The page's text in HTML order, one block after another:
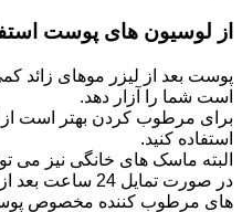
از لوسیون های پوست
پوست بعد از لیزر موهای
است شما را آزار دهد.
برای مرطوب کردن بهتر است از
استفاده کنید.
البته ماسک های خانگی نیز می
در صورت تمایل
های مرطوب کننده مخصوص